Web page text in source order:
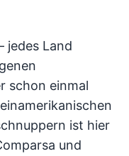
jedes Land
schon einmal
ist hier
und